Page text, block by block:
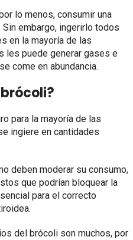
lo menos, consumir una
embargo, ingerirlo todos
en la mayoría de las
les puede generar gases e
come en abundancia.
para la mayoría de las
ingiere en cantidades
deben moderar su consumo,
que podrían bloquear la
para el correcto
del brócoli son muchos, por